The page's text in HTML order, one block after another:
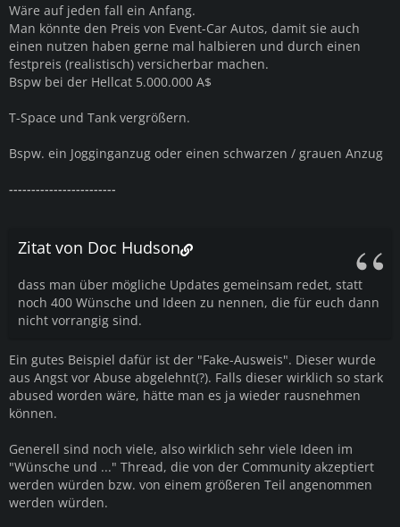
Wäre auf jeden fall ein Anfang.
Man könnte den Preis von Event-Car Autos, damit sie auch
einen nutzen haben gerne mal halbieren und durch einen
festpreis (realistisch) versicherbar machen.
Bspw bei der Hellcat 5.000.000 A$
T-Space und Tank vergrößern.
Bspw. ein Jogginganzug oder einen schwarzen / grauen Anzug
------------------------
Zitat von Doc Hudson
dass man über mögliche Updates gemeinsam redet, statt
noch 400 Wünsche und Ideen zu nennen, die für euch dann
nicht vorrangig sind.
Ein gutes Beispiel dafür ist der "Fake-Ausweis". Dieser wurde
aus Angst vor Abuse abgelehnt(?). Falls dieser wirklich so stark
abused worden wäre, hätte man es ja wieder rausnehmen
können.
Generell sind noch viele, also wirklich sehr viele Ideen im
"Wünsche und ..." Thread, die von der Community akzeptiert
werden würden bzw. von einem größeren Teil angenommen
werden würden.